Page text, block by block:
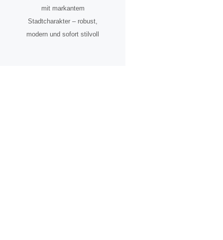
mit markantem
Stadtcharakter – robust,
modern und sofort stilvoll